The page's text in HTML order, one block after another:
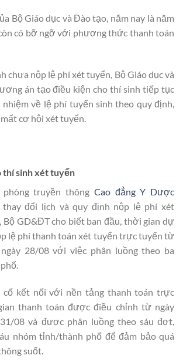
Bộ Giáo dục và Đào tạo, năm nay là năm
có bỡ ngỡ với phương thức thanh toán
chưa nộp lệ phí xét tuyển, Bộ Giáo dục và
án tạo điều kiện cho thí sinh tiếp tục
nhiệm về lệ phí tuyển sinh theo quy định,
cơ hội xét tuyển.
sinh xét tuyển
truyền thông Cao đẳng Y Dược
thay đổi lịch và quy định nộp lệ phí xét
GD&ĐT cho biết ban đầu, thời gian dự
lệ phí thanh toán xét tuyển trực tuyến từ
28/08 với việc phân luồng theo ba
cố kết nối với nền tảng thanh toán trực
thanh toán được điều chỉnh từ ngày
08 và được phân luồng theo sáu đợt,
nhóm tỉnh/thành phố để đảm bảo quá
suốt.